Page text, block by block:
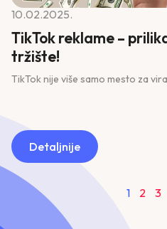
10.02.2025.
TikTok reklame –
tržište!
TikTok nije više samo mesto za
Detaljnije
1 2 3